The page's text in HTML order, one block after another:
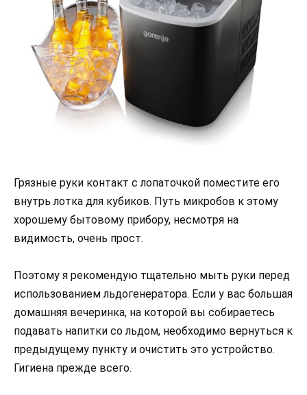
Грязные руки контакт с лопаточкой поместите его
внутрь лотка для кубиков. Путь микробов к этому
хорошему бытовому прибору, несмотря на
видимость, очень прост.
Поэтому я рекомендую тщательно мыть руки перед
использованием льдогенератора. Если у вас большая
домашняя вечеринка, на которой вы собираетесь
подавать напитки со льдом, необходимо вернуться к
предыдущему пункту и очистить это устройство.
Гигиена прежде всего.